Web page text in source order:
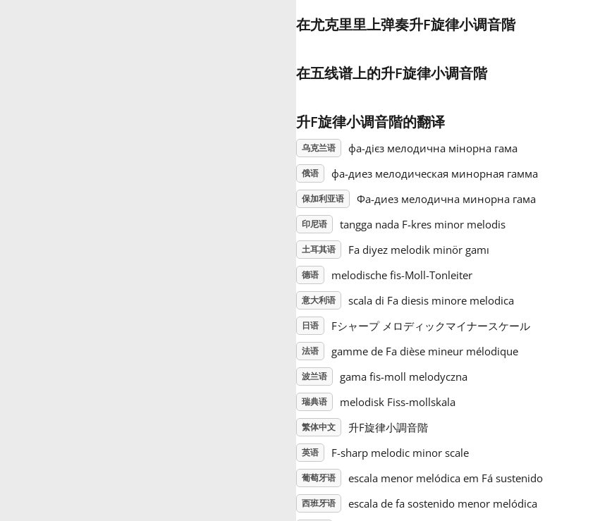
在尤克里里上弹奏升F旋律小调音階
在五线谱上的升F旋律小调音階
升F旋律小调音階的翻译
乌克兰语 фа-дієз мелодична мінорна гама
俄语 фа-диез мелодическая минорная гамма
保加利亚语 Фа-диез мелодична минорна гама
印尼语 tangga nada F-kres minor melodis
土耳其语 Fa diyez melodik minör gamı
德语 melodische fis-Moll-Tonleiter
意大利语 scala di Fa diesis minore melodica
日语 Fシャープ メロディックマイナースケール
法语 gamme de Fa dièse mineur mélodique
波兰语 gama fis-moll melodyczna
瑞典语 melodisk Fiss-mollskala
繁体中文 升F旋律小調音階
英语 F-sharp melodic minor scale
葡萄牙语 escala menor melódica em Fá sustenido
西班牙语 escala de fa sostenido menor melódica